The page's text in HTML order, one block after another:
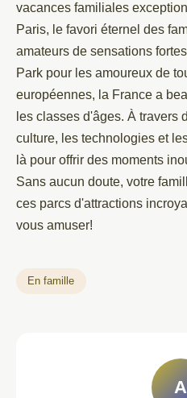
vacances familiales
Paris, le favori éternel des
amateurs de sensations
Park pour les amoureux de
européennes, la France a
les classes d'âges. À travers
culture, les technologies et
là pour offrir des moments
Sans aucun doute, votre
ces parcs d'attractions
vous amuser!
En famille
A